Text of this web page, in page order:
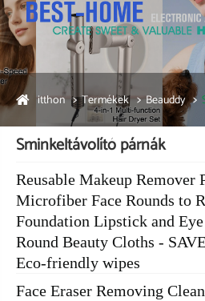
itthon Termékek Beauddy
Sminkeltávolító párnák
Reusable Makeup Remover
Microfiber Face Rounds to
Foundation Lipstick and
Round Beauty Cloths -
Eco-friendly wipes
Face Eraser Removing